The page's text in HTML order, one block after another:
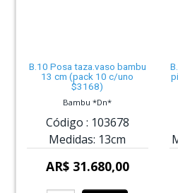
B.10 Posa taza.vaso bambu
13 cm (pack 10 c/uno
$3168)
Bambu *Dn*
Código : 103678
Medidas: 13cm
AR$ 31.680,00